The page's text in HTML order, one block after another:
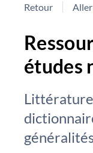
Retour Aller
études
Littérature